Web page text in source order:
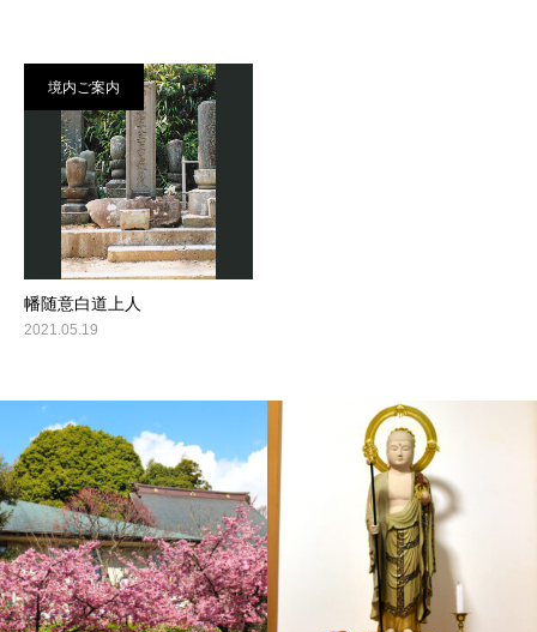
境内ご案内
幡随意白道上人
2021.05.19